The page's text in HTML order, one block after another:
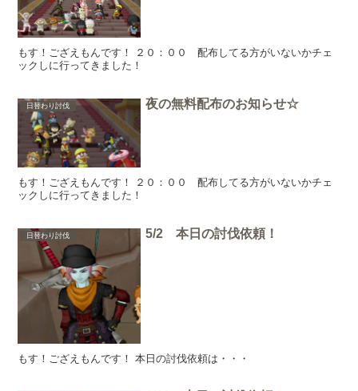
もす！ござえもんです！ ２０：００ 配布してる方がいないかチェ
ックしに行ってきました！
日替わり討伐 夜の無料配布のお知らせ☆
もす！ござえもんです！ ２０：００ 配布してる方がいないかチェ
ックしに行ってきました！
日替わり討伐 5/2 本日の討伐依頼！
もす！ござえもんです！ 本日の討伐依頼は・・・